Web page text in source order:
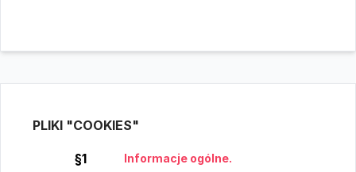
PLIKI "COOKIES"
§1 Informacje ogólne.